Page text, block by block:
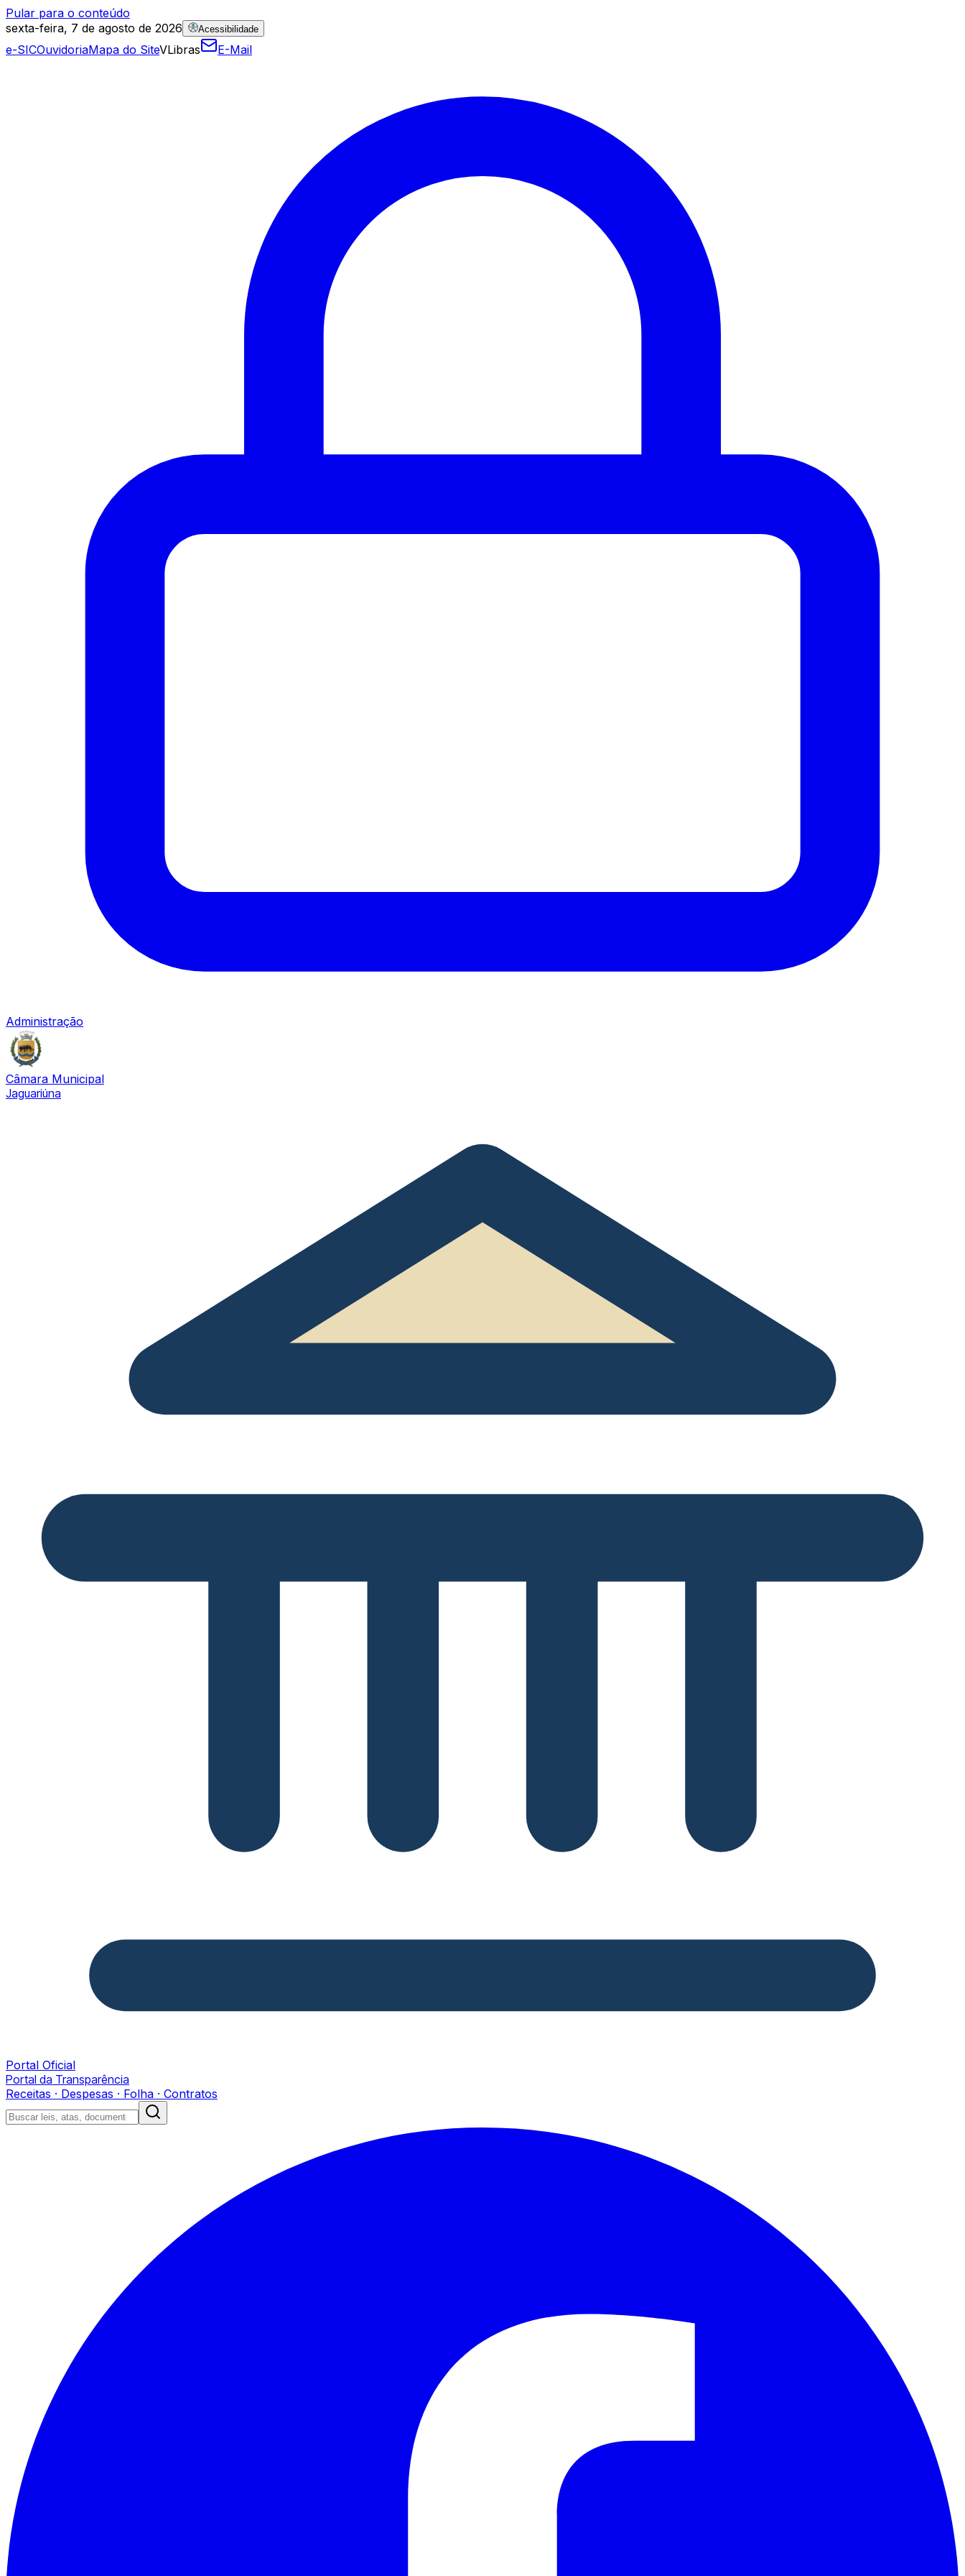
Pular para o conteúdo
sexta-feira, 7 de agosto de 2026
Acessibilidade
e-SICOuvidoriaMapa do SiteVLibras E-Mail
Administração
Câmara Municipal
Jaguariúna
Portal Oficial
Portal da Transparência
Receitas · Despesas · Folha · Contratos